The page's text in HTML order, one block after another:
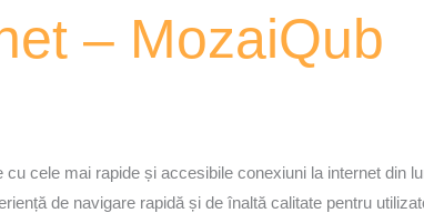
– MozaiQub
cele mai rapide și accesibile conexiuni la internet din
de navigare rapidă și de înaltă calitate pentru